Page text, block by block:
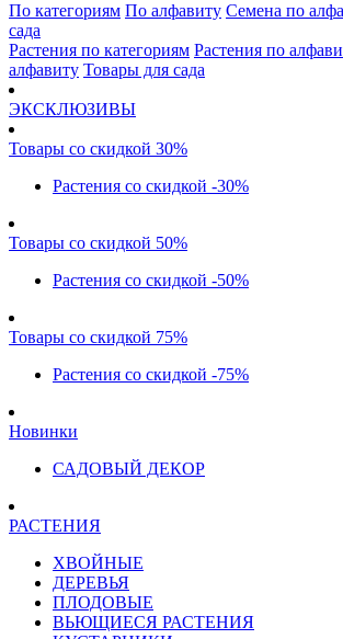
По категориям По алфавиту Семена по
сада
Растения по категориям Растения по
алфавиту Товары для сада
ЭКСКЛЮЗИВЫ
Товары со скидкой 30%
Растения со скидкой -30%
Товары со скидкой 50%
Растения со скидкой -50%
Товары со скидкой 75%
Растения со скидкой -75%
Новинки
САДОВЫЙ ДЕКОР
РАСТЕНИЯ
ХВОЙНЫЕ
ДЕРЕВЬЯ
ПЛОДОВЫЕ
ВЬЮЩИЕСЯ РАСТЕНИЯ